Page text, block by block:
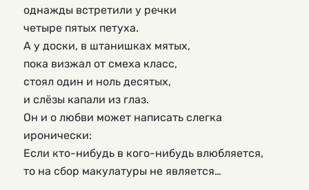
однажды встретили у речки
четыре пятых петуха.
А у доски, в штанишках мятых,
пока визжал от смеха класс,
стоял один и ноль десятых,
и слёзы капали из глаз.
Он и о любви может написать слегка
иронически:
Если кто-нибудь в кого-нибудь влюбляется,
то на сбор макулатуры не является…